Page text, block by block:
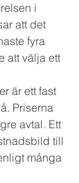
i
att det
fyra
att välja ett
är ett fast
Priserna
avtal. Ett
till
många